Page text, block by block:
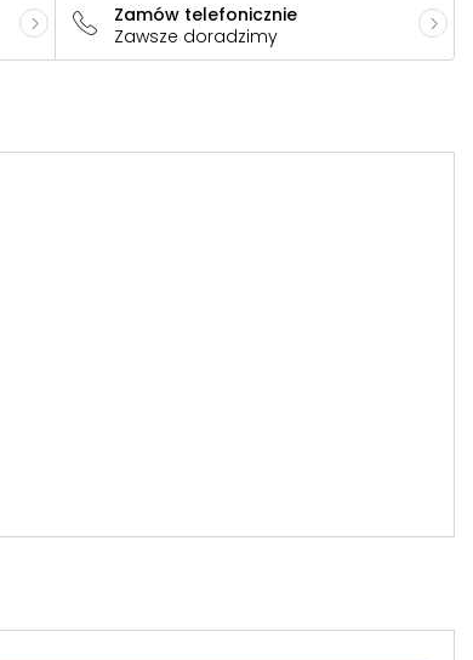
Zamów telefonicznie
Zawsze doradzimy